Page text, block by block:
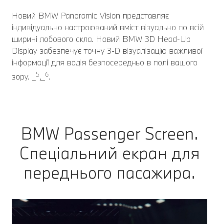
Новий BMW Panoramic Vision представляє
індивідуально настроюваний вміст візуально по всій
ширині лобового скла. Новий BMW 3D Head-Up
Display забезпечує точну 3-D візуалізацію важливої
інформації для водія безпосередньо в полі вашого
зору. _
5,_ 6.
BMW Passenger Screen.
Спеціальний екран для
переднього пасажира.